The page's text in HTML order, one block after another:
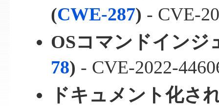
(CWE-287) - CVE-
OSコマンドインジ
78) - CVE-2022-
ドキュメント化さ